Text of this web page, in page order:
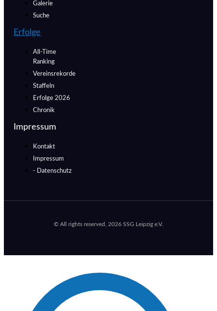
Galerie
Suche
Erfolge
All-Time
Ranking
Vereinsrekorde
Staffeln
Erfolge 2026
Chronik
Impressum
Kontakt
Impressum
- Datenschutz
© All rights reserved, 2026 SSG Leipzig e.V.